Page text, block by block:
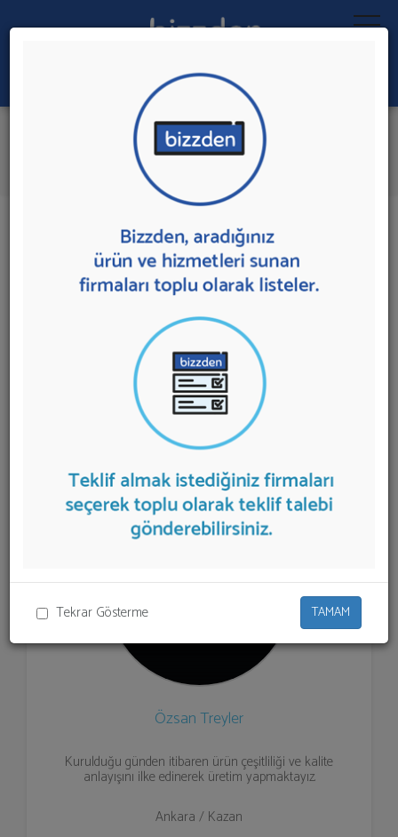
Tekrar Gösterme TAMAM
Ara:
İlk 3 Firmadan Teklif İste
3 sonuç bulundu.
Kazan'da Treylersunan firmalar aşağıda
listelenmektedir.Treylerteklifi almak için listeden seçim
yapıp ya da "İlk 5 Firmadan Teklif İste" kısmından toplu
olarak teklif talebinizi firmalara aktarabilirsiniz.
Özsan Treyler
Kurulduğu günden itibaren ürün çeşitliliği ve kalite
anlayışını ilke edinerek üretim yapmaktayız.
Ankara / Kazan